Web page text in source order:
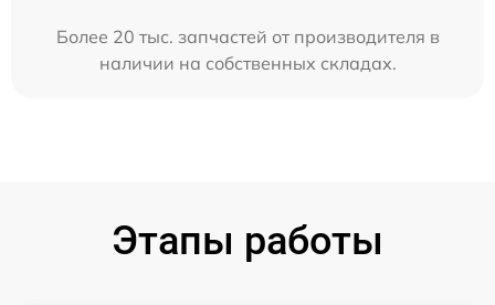
Более 20 тыс. запчастей от производителя в
наличии на собственных складах.
Этапы работы